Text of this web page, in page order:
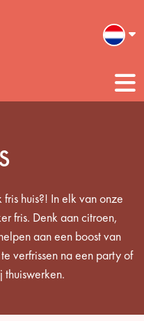
huis?! In elk van onze
fris. Denk aan citroen,
aan een boost van
verfrissen na een party of
thuiswerken.